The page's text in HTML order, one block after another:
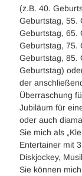
(z.B. 40.
Geburtstag, 55.
Geburtstag, 65.
Geburtstag, 75.
Geburtstag, 85.
Geburtstag)
der
Überraschung
Jubiläum für
oder auch
Sie mich als
Entertainer mit
Diskjockey,
Sie können